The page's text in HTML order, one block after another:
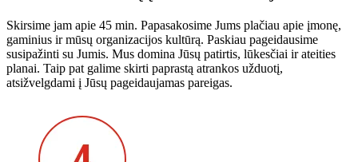
Skirsime jam apie 45 min. Papasakosime Jums plačiau apie įmonę,
gaminius ir mūsų organizacijos kultūrą. Paskiau pageidausime
susipažinti su Jumis. Mus domina Jūsų patirtis, lūkesčiai ir ateities
planai. Taip pat galime skirti paprastą atrankos užduotį,
atsižvelgdami į Jūsų pageidaujamas pareigas.